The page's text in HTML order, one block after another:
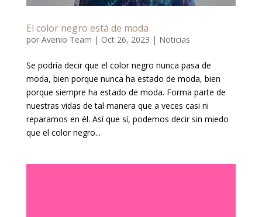
El color negro está de moda
por Avenio Team | Oct 26, 2023 | Noticias
Se podría decir que el color negro nunca pasa de
moda, bien porque nunca ha estado de moda, bien
porque siempre ha estado de moda. Forma parte de
nuestras vidas de tal manera que a veces casi ni
reparamos en él. Así que sí, podemos decir sin miedo
que el color negro...